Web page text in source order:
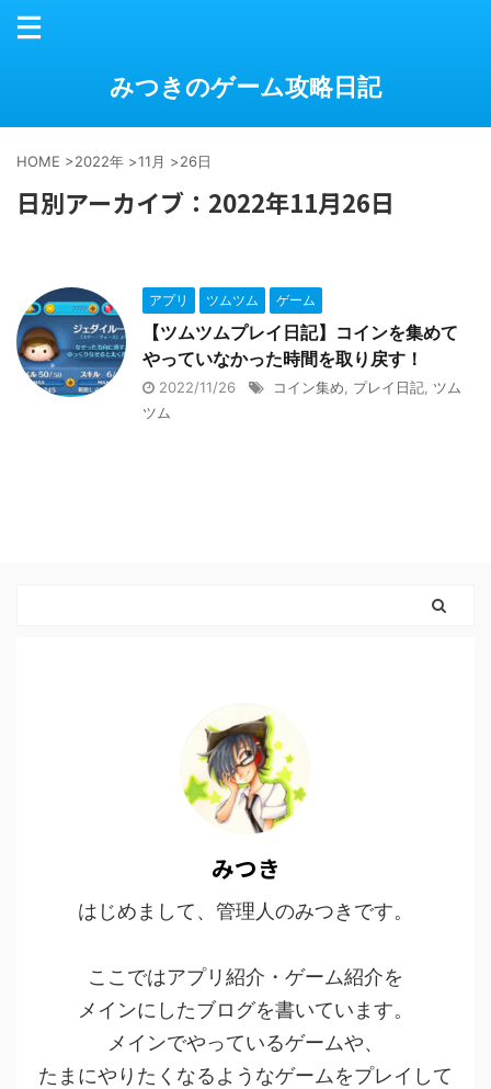
みつきのゲーム攻略日記
HOME >2022年 >11月 >26日
日別アーカイブ：2022年11月26日
アプリ ツムツム ゲーム
【ツムツムプレイ日記】コインを集めて
やっていなかった時間を取り戻す！
2022/11/26 コイン集め プレイ日記 ツム
ツム
みつき
はじめまして、管理人のみつきです。
ここではアプリ紹介・ゲーム紹介を
メインにしたブログを書いています。
メインでやっているゲームや、
たまにやりたくなるようなゲームをプレイして